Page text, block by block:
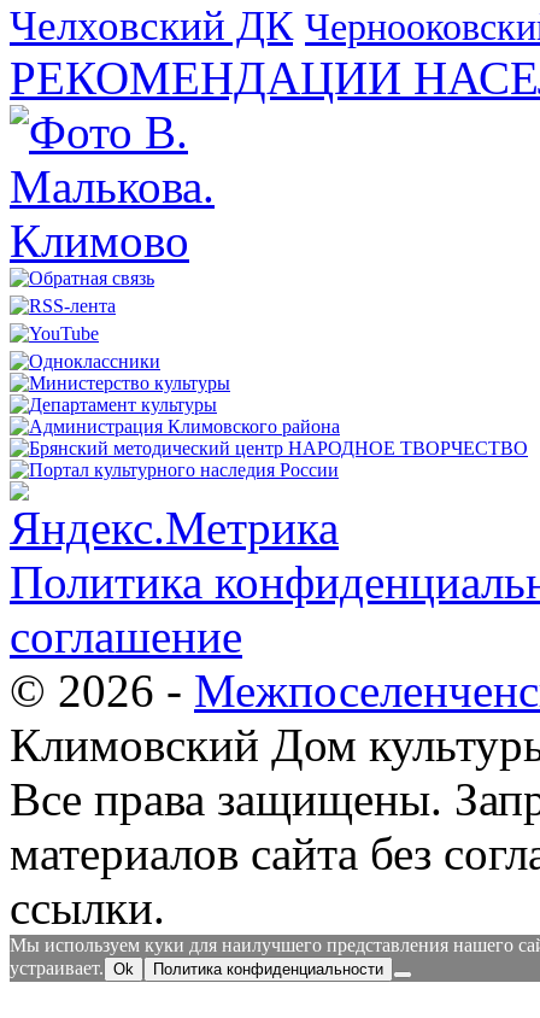
Челховский ДК
РЕКОМЕНДАЦИИ
Политика
соглашение
© 2026 -
Климовский Дом
Все права защищены.
материалов сайта без
ссылки.
Мы используем куки для наилучшего представления нашего
устраивает. Ok Политика конфиденциальности